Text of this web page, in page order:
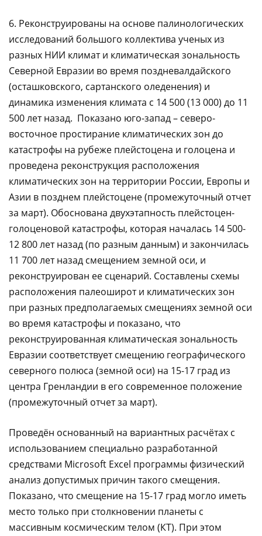
6. Реконструированы на основе палинологических
исследований большого коллектива ученых из
разных НИИ климат и климатическая зональность
Северной Евразии во время поздневалдайского
(осташковского, сартанского оледенения) и
динамика изменения климата с 14 500 (13 000) до 11
500 лет назад. Показано юго-запад – северо-
восточное простирание климатических зон до
катастрофы на рубеже плейстоцена и голоцена и
проведена реконструкция расположения
климатических зон на территории России, Европы и
Азии в позднем плейстоцене (промежуточный отчет
за март). Обоснована двухэтапность плейстоцен-
голоценовой катастрофы, которая началась 14 500-
12 800 лет назад (по разным данным) и закончилась
11 700 лет назад смещением земной оси, и
реконструирован ее сценарий. Составлены схемы
расположения палеоширот и климатических зон
при разных предполагаемых смещениях земной оси
во время катастрофы и показано, что
реконструированная климатическая зональность
Евразии соответствует смещению географического
северного полюса (земной оси) на 15-17 град из
центра Гренландии в его современное положение
(промежуточный отчет за март).
Проведён основанный на вариантных расчётах с
использованием специально разработанной
средствами Microsoft Excel программы физический
анализ допустимых причин такого смещения.
Показано, что смещение на 15-17 град могло иметь
место только при столкновении планеты с
массивным космическим телом (КТ). При этом